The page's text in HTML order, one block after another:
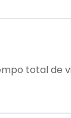
total de